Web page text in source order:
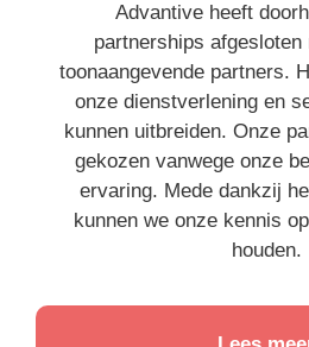
Advantive heeft
partnerships afgesloten
toonaangevende partners.
onze dienstverlening en
kunnen uitbreiden. Onze
gekozen vanwege onze
ervaring. Mede dankzij
kunnen we onze kennis
houden.